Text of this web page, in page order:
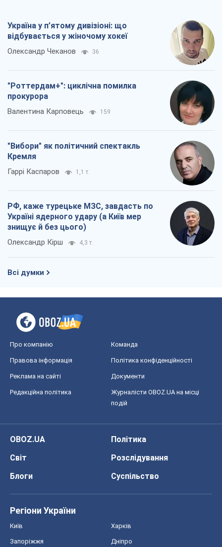
Україна у п’ятому дивізіоні: що
відбувається у жіночому хокеї
Олександр Чеканов 36
"Роттердам+": циклічна помилка
прокурора
Валентина Карповець 159
"Вибори" як політичний спектакль
Кремля
Гаррі Каспаров 1,1 т.
РФ, каже турецьке МЗС, завдасть по
Україні ядерного удару (а Київ мер
знищує й без цього)
Олександр Кірш 4,3 т.
Всі думки
Про компанію Команда
Правова інформація Політика конфіденційності
Реклама на сайті Документи
Редакційна політика
Журналісти OBOZ.UA на місці
подій
OBOZ.UA
Політика
Світ
Розслідування
Блоги
Суспільство
Регіони України
Київ Харків
Запоріжжя Дніпро